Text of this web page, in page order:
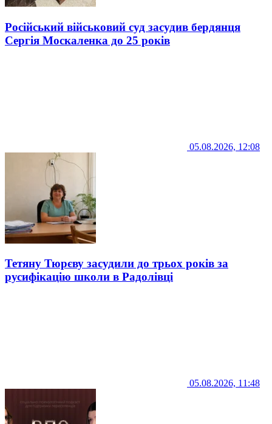
Російський військовий суд засудив бердянця
Сергія Москаленка до 25 років
05.08.2026, 12:08
Тетяну Тюрєву засудили до трьох років за
русифікацію школи в Радолівці
05.08.2026, 11:48